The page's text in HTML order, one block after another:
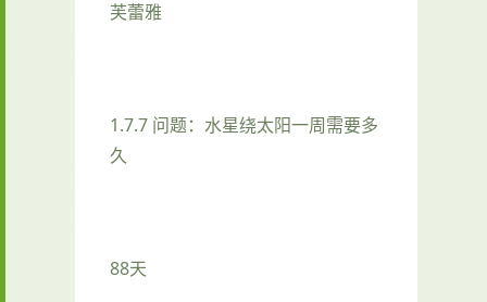
芙蕾雅
1.7.7 问题：水星绕太阳一周需要多
久
88天